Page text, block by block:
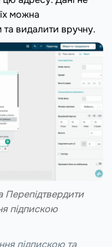
можна
та видалити вручну.
Перепідтвердити
підпискою
підпискою та